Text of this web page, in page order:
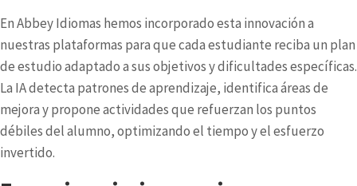
En Abbey Idiomas hemos incorporado esta innovación a
nuestras plataformas para que cada estudiante reciba un plan
de estudio adaptado a sus objetivos y dificultades específicas.
La IA detecta patrones de aprendizaje, identifica áreas de
mejora y propone actividades que refuerzan los puntos
débiles del alumno, optimizando el tiempo y el esfuerzo
invertido.